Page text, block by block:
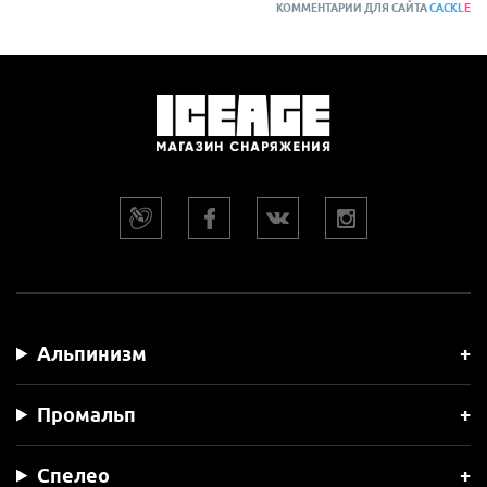
КОММЕНТАРИИ ДЛЯ САЙТАCACKL E
Альпинизм
Промальп
Спелео